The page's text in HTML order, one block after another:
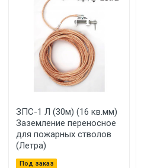
ЗПС-1 Л (30м) (16 кв.мм)
Заземление переносное
для пожарных стволов
(Летра)
Под заказ